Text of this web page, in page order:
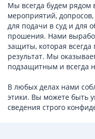
Мы всегда будем рядом
мероприятий,
для подачи в суд и для
прошения. Нами
защиты, которая
результат. Мы
подзащитным и всегда
В любых делах нами
этики. Вы можете быть
сведения строго